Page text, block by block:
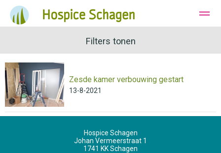
Huisvesting Wie zijn wij
Bellen Instagram E-mail
Filters tonen
Zesde kamer verbouwing gestart
13-8-2021
Hospice Schagen
Johan Vermeerstraat 1
1741 KKSchagen